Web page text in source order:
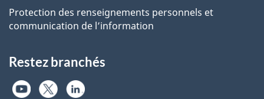
Protection des renseignements personnels et
communication de l’information
Restez branchés